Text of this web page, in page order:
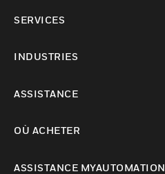
SERVICES
INDUSTRIES
ASSISTANCE
OÙ ACHETER
ASSISTANCE MYAUTOMATION